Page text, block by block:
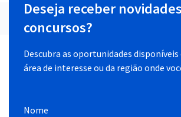
Deseja receber
concursos?
Descubra as oportunidades disponíveis
área de interesse ou da região onde
Nome